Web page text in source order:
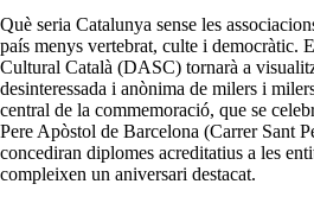
Què seria Catalunya sense les
país menys vertebrat, culte i democràtic.
Cultural Català (DASC) tornarà a
desinteressada i anònima de milers i
central de la commemoració, que se
Pere Apòstol de Barcelona (Carrer Sant
concediran diplomes acreditatius a les
compleixen un aniversari destacat.